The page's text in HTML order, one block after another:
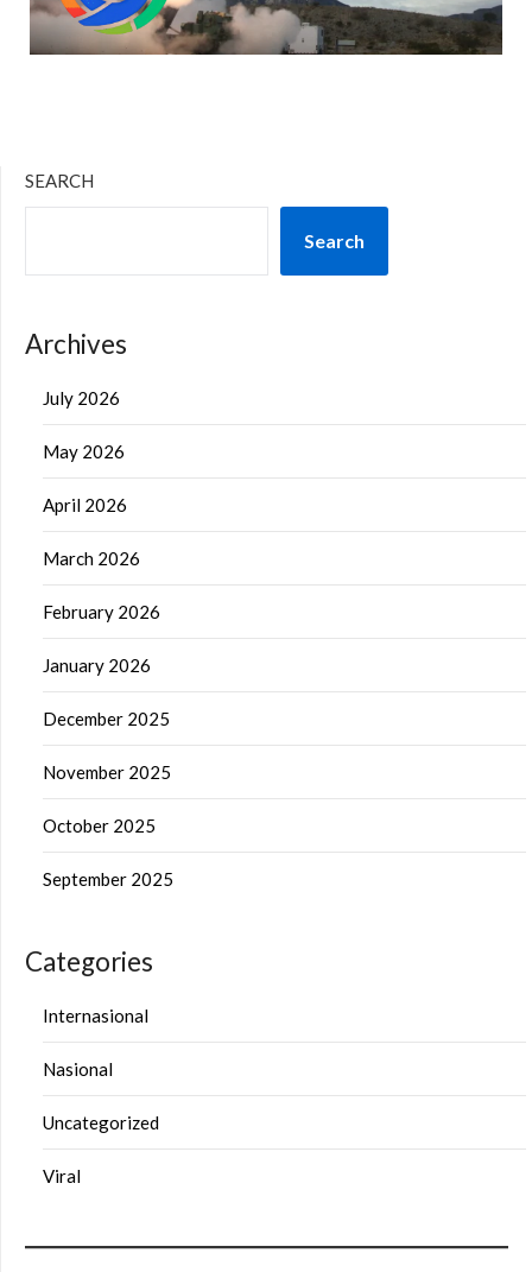
SEARCH
Search
Archives
July 2026
May 2026
April 2026
March 2026
February 2026
January 2026
December 2025
November 2025
October 2025
September 2025
Categories
Internasional
Nasional
Uncategorized
Viral